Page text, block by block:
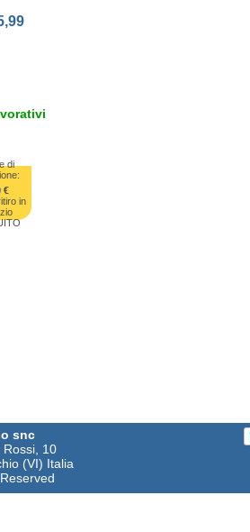
di
€
in
snc
Rossi, 10
(VI) Italia